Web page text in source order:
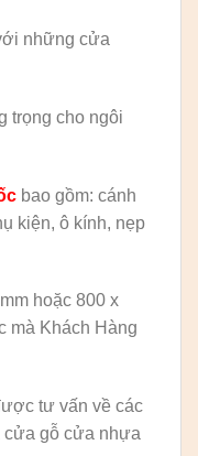
những cửa
trọng cho ngôi
bao gồm: cánh
kiện, ô kính, nẹp
hoặc 800 x
mà Khách Hàng
tư vấn về các
cửa gỗ cửa nhựa